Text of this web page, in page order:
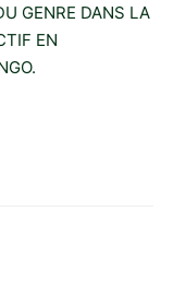
GENRE DANS LA
EN